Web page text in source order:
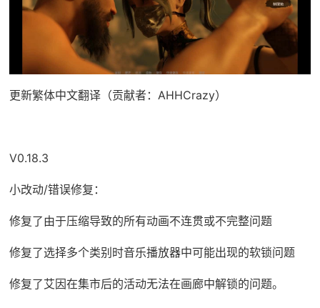
更新繁体中文翻译（贡献者：AHHCrazy）
V0.18.3
小改动/错误修复：
修复了由于压缩导致的所有动画不连贯或不完整问题
修复了选择多个类别时音乐播放器中可能出现的软锁问题
修复了艾因在集市后的活动无法在画廊中解锁的问题。